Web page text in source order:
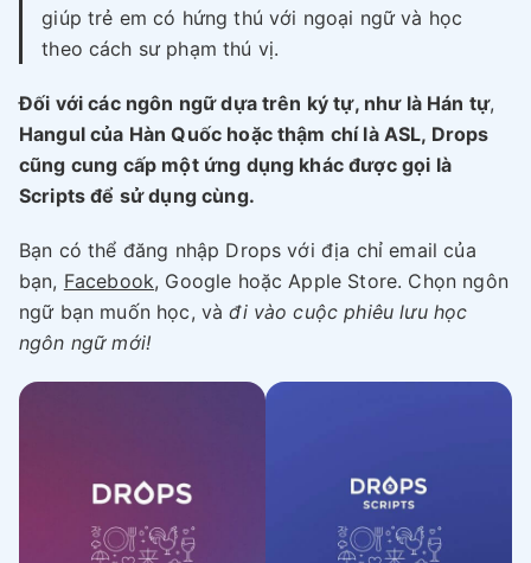
giúp trẻ em có hứng thú với ngoại ngữ và học
theo cách sư phạm thú vị.
Đối với các ngôn ngữ dựa trên ký tự, như là Hán tự,
Hangul của Hàn Quốc hoặc thậm chí là ASL, Drops
cũng cung cấp một ứng dụng khác được gọi là
Scripts để sử dụng cùng.
Bạn có thể đăng nhập Drops với địa chỉ email của
bạn, Facebook, Google hoặc Apple Store. Chọn ngôn
ngữ bạn muốn học, vàđi vào cuộc phiêu lưu học
ngôn ngữ mới!